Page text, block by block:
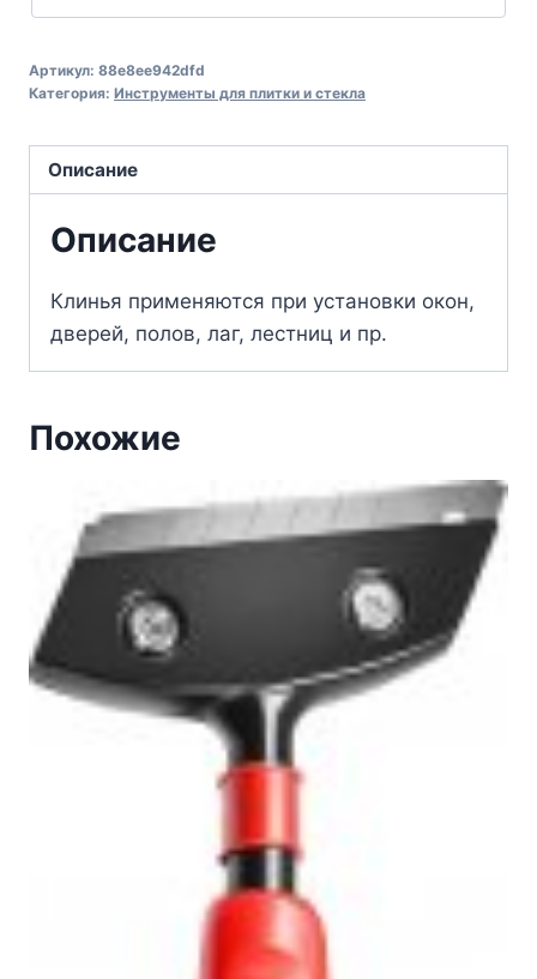
Артикул: 88e8ee942dfd
Категория: Инструменты для плитки и стекла
Описание
Описание
Клинья применяются при установки окон,
дверей, полов, лаг, лестниц и пр.
Похожие